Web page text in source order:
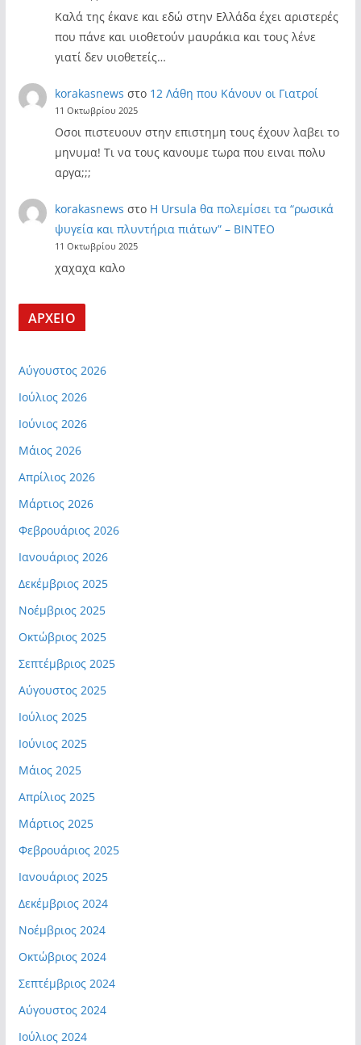
Καλά της έκανε και εδώ στην Ελλάδα έχει αριστερές
που πάνε και υιοθετούν μαυράκια και τους λένε
γιατί δεν υιοθετείς…
korakasnews στο 12 Λάθη που Κάνουν οι Γιατροί
11 Οκτωβρίου 2025
Οσοι πιστευουν στην επιστημη τους έχουν λαβει το
μηνυμα! Τι να τους κανουμε τωρα που ειναι πολυ
αργα;;;
korakasnews στο Η Ursula θα πολεμίσει τα “ρωσικά
ψυγεία και πλυντήρια πιάτων” – ΒΙΝΤΕΟ
11 Οκτωβρίου 2025
χαχαχα καλο
ΑΡΧΕΙΟ
Αύγουστος 2026
Ιούλιος 2026
Ιούνιος 2026
Μάιος 2026
Απρίλιος 2026
Μάρτιος 2026
Φεβρουάριος 2026
Ιανουάριος 2026
Δεκέμβριος 2025
Νοέμβριος 2025
Οκτώβριος 2025
Σεπτέμβριος 2025
Αύγουστος 2025
Ιούλιος 2025
Ιούνιος 2025
Μάιος 2025
Απρίλιος 2025
Μάρτιος 2025
Φεβρουάριος 2025
Ιανουάριος 2025
Δεκέμβριος 2024
Νοέμβριος 2024
Οκτώβριος 2024
Σεπτέμβριος 2024
Αύγουστος 2024
Ιούλιος 2024